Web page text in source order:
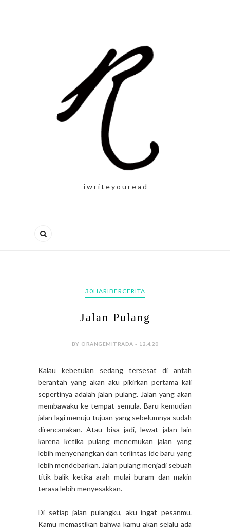
i w r i t e y o u r e a d
30HARIBERCERITA
Jalan Pulang
BY ORANGEMITRADA - 12.4.20
Kalau kebetulan sedang tersesat di antah
berantah yang akan aku pikirkan pertama kali
sepertinya adalah jalan pulang. Jalan yang akan
membawaku ke tempat semula. Baru kemudian
jalan lagi menuju tujuan yang sebelumnya sudah
direncanakan. Atau bisa jadi, lewat jalan lain
karena ketika pulang menemukan jalan yang
lebih menyenangkan dan terlintas ide baru yang
lebih mendebarkan. Jalan pulang menjadi sebuah
titik balik ketika arah mulai buram dan makin
terasa lebih menyesakkan.
Di setiap jalan pulangku, aku ingat pesanmu.
Kamu memastikan bahwa kamu akan selalu ada